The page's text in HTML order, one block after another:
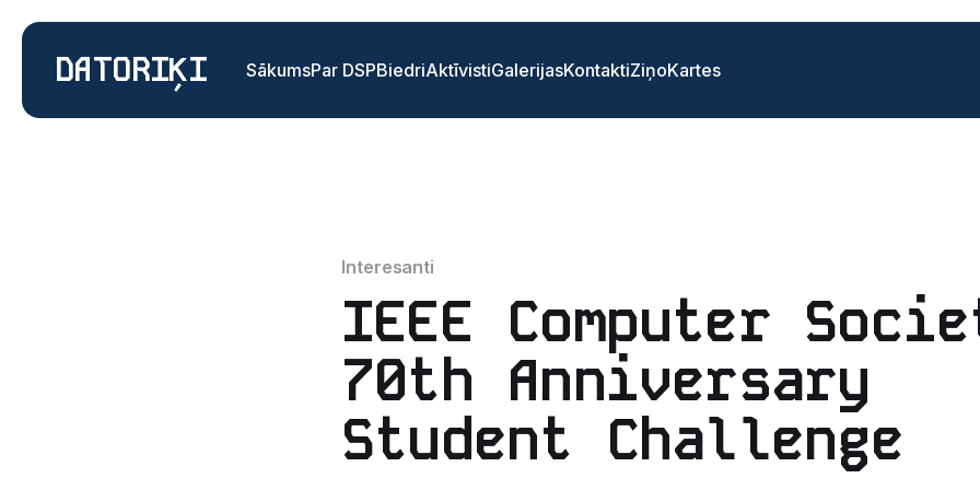
DATORIĶI SākumsPar DSPBiedriAktīvistiGalerijasKontaktiZiņoKartes
Interesanti
IEEE Computer
70th Anniversary
Student Challenge